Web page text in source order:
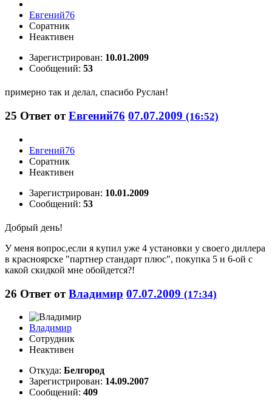
Евгений76
Соратник
Неактивен
Зарегистрирован: 10.01.2009
Сообщений: 53
примерно так и делал, спасибо Руслан!
25 Ответ отЕвгений76 07.07.2009 (16:52)
Евгений76
Соратник
Неактивен
Зарегистрирован: 10.01.2009
Сообщений: 53
Добрый день!
У меня вопрос,если я купил уже 4 установки у своего диллера
в красноярске "партнер стандарт плюс", покупка 5 и 6-ой с
какой скидкой мне обойдется?!
26 Ответ отВладимир 07.07.2009 (17:34)
Владимир
Сотрудник
Неактивен
Откуда: Белгород
Зарегистрирован: 14.09.2007
Сообщений: 409